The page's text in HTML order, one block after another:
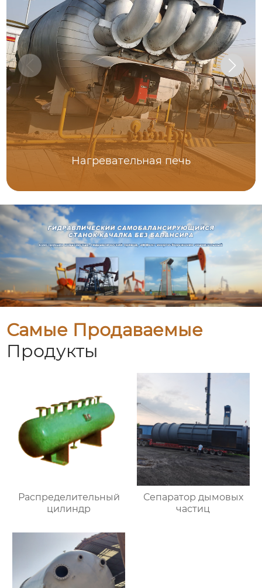
Нагревательная печь
Самые Продаваемые
Продукты
Распределительный
цилиндр
Сепаратор дымовых
частиц